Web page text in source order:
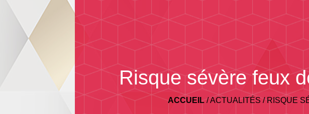
Risque sévère feux
ACCUEIL/ACTUALITÉS / RISQUE